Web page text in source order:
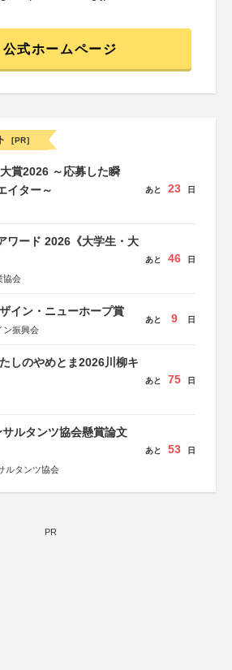
公式ホームページ
[PR]
賞2026 ～応募した瞬
イター～
あと 23 日
ワード 2026《大学生・大
協会
あと 46 日
イン・ニューホープ賞
ン振興会
あと 9 日
しのやめとま2026川柳キ
あと 75 日
ルタンツ協会懸賞論文
ルタンツ協会
あと 53 日
PR